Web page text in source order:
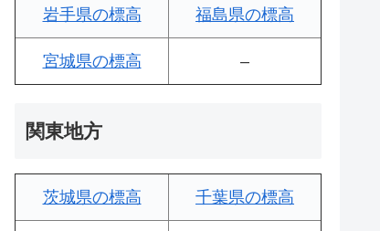
岩手県の標高 福島県の標高
宮城県の標高 –
関東地方
茨城県の標高 千葉県の標高